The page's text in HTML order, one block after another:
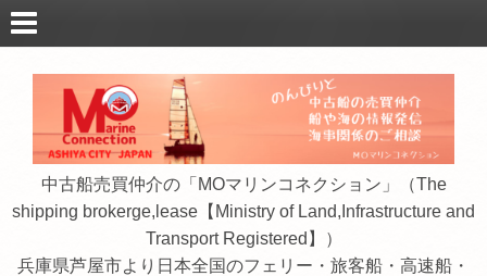
中古船売買仲介の「MOマリンコネクション」（The
shipping brokerge,lease【Ministry of Land,Infrastructure and
Transport Registered】）
兵庫県芦屋市より日本全国のフェリー・旅客船・高速船・